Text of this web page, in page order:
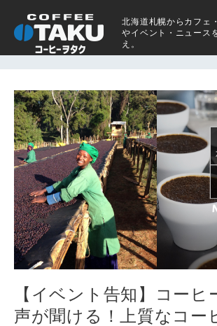
北海道札幌からカフェ
やイベント・ニュース
え。
【イベント告知】コーヒ
声が聞ける！上質なコー